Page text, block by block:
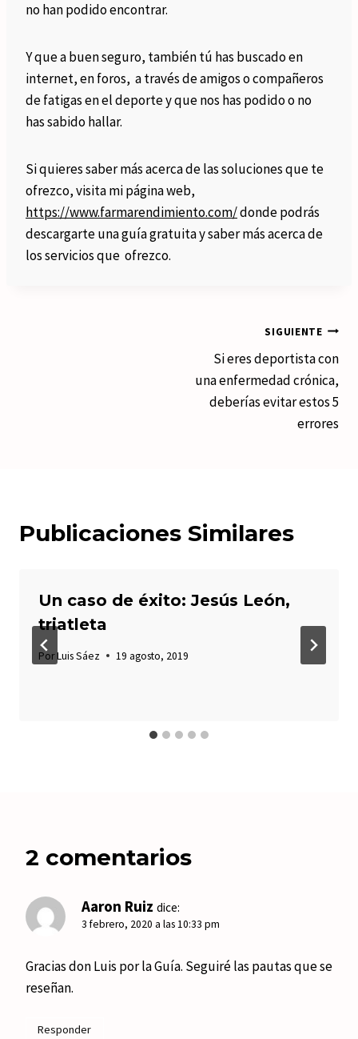
no han podido encontrar.
Y que a buen seguro, también tú has buscado en
internet, en foros, a través de amigos o compañeros
de fatigas en el deporte y que nos has podido o no
has sabido hallar.
Si quieres saber más acerca de las soluciones que te
ofrezco, visita mi página web,
https://www.farmarendimiento.com/donde podrás
descargarte una guía gratuita y saber más acerca de
los servicios que ofrezco.
SIGUIENTE
Si eres deportista con
una enfermedad crónica,
deberías evitar estos 5
errores
Publicaciones Similares
Un caso de éxito: Jesús León,
triatleta
Por Luis Sáez 19 agosto, 2019
2 comentarios
Aaron Ruiz dice:
3 febrero, 2020 a las 10:33 pm
Gracias don Luis por la Guía. Seguiré las pautas que se
reseñan.
Responder